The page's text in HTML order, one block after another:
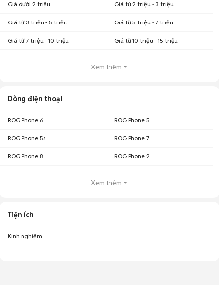
Giá dưới 2 triệu Giá từ 2 triệu - 3 triệu
Giá từ 3 triệu - 5 triệu Giá từ 5 triệu - 7 triệu
Giá từ 7 triệu - 10 triệu Giá từ 10 triệu - 15 triệu
Xem thêm
Dòng điện thoại
ROG Phone 6 ROG Phone 5
ROG Phone 5s ROG Phone 7
ROG Phone 8 ROG Phone 2
Xem thêm
Tiện ích
Kinh nghiệm